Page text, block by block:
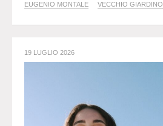
EUGENIO MONTALE
VECCHIO GIARDINO
19 LUGLIO 2026